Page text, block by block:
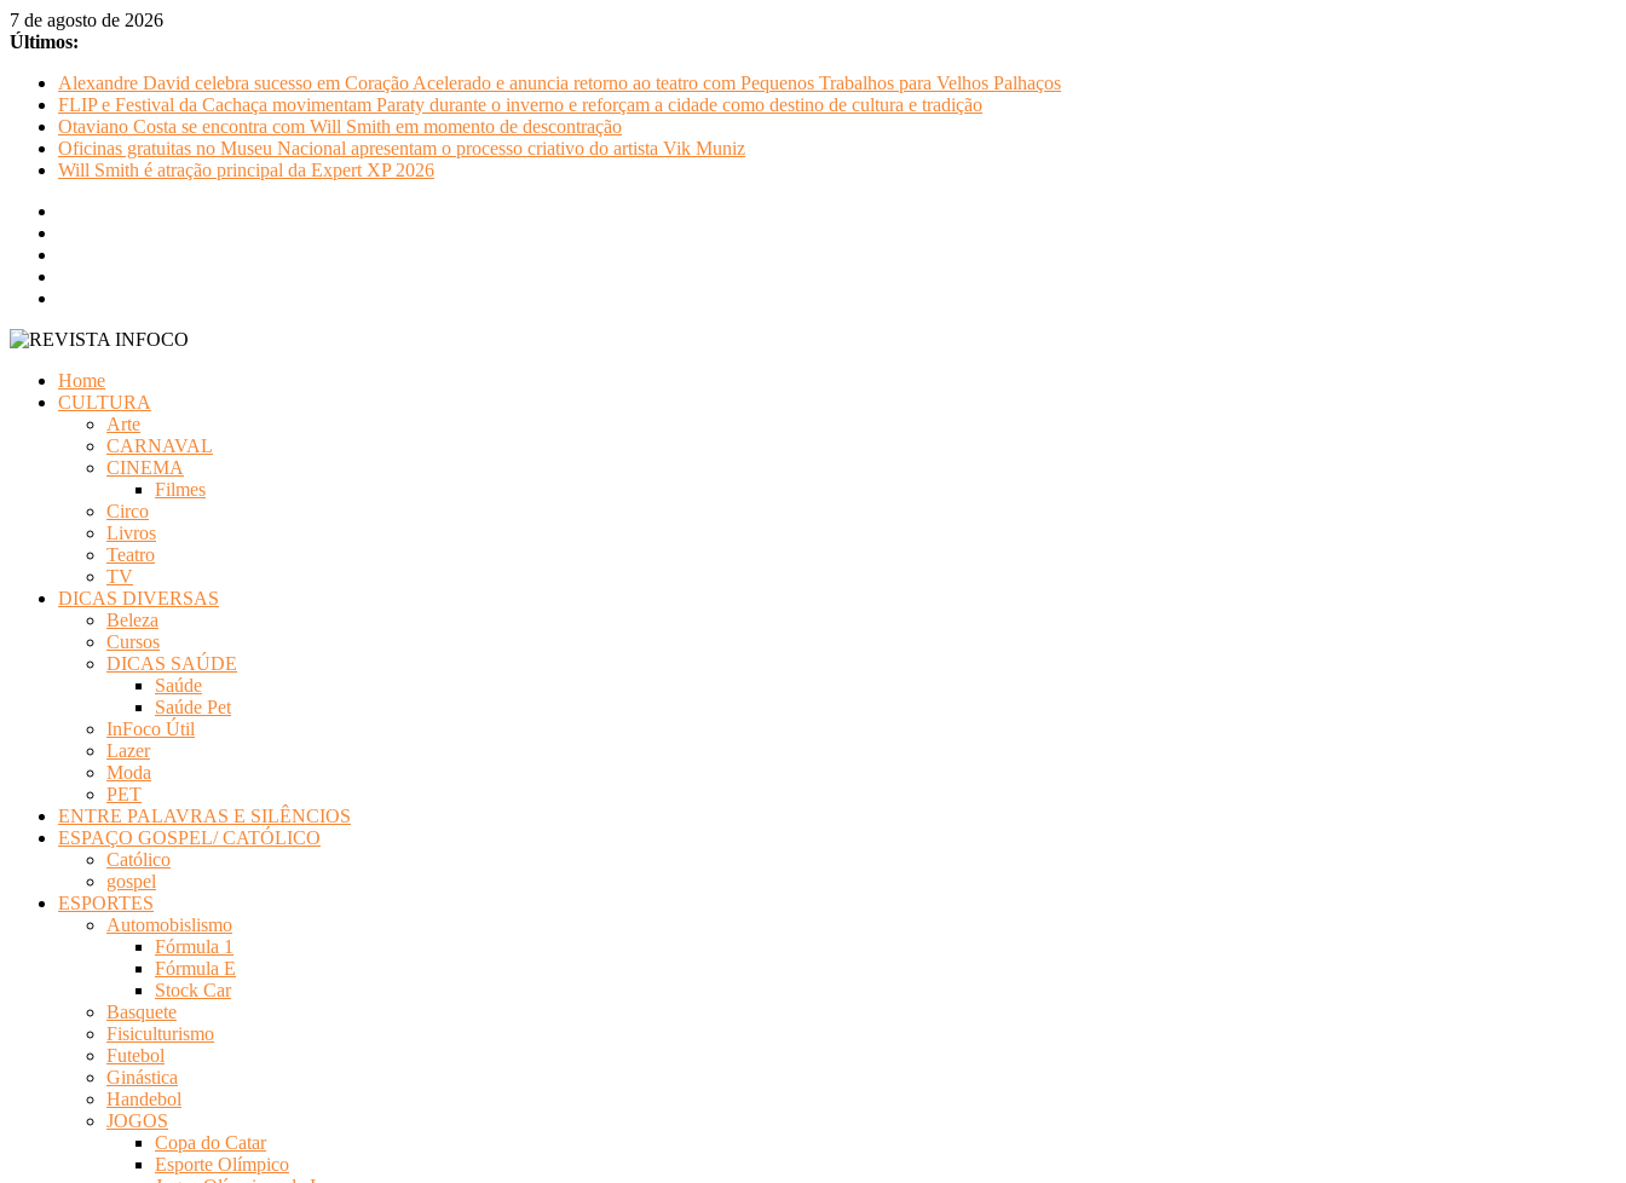
Pular
para
conteúdo
7 de agosto de 2026
Últimos:
Alexandre David celebra sucesso em Coração Acelerado e anuncia retorno ao teatro com Pequenos Trabalhos para Velhos Palhaços
FLIP e Festival da Cachaça movimentam Paraty durante o inverno e reforçam a cidade como destino de cultura e tradição
Otaviano Costa se encontra com Will Smith em momento de descontração
Oficinas gratuitas no Museu Nacional apresentam o processo criativo do artista Vik Muniz
Will Smith é atração principal da Expert XP 2026
INFOCO
Home
CULTURA
Arte
CARNAVAL
CINEMA
Filmes
Circo
Livros
Teatro
TV
DICAS DIVERSAS
Beleza
Cursos
DICAS SAÚDE
Saúde
Saúde Pet
InFoco Útil
Lazer
Moda
PET
ENTRE PALAVRAS E SILÊNCIOS
ESPAÇO GOSPEL/ CATÓLICO
Católico
gospel
ESPORTES
Automobislismo
Fórmula 1
Fórmula E
Stock Car
Basquete
Fisiculturismo
Futebol
Ginástica
Handebol
JOGOS
Copa do Catar
Esporte Olímpico